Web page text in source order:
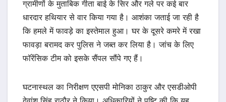
ग्रामीणों के मुताबिक गीता बाई के सिर और गले पर कई बार
धारदार हथियार से वार किया गया है। आशंका जताई जा रही है
कि हमले में फावड़े का इस्तेमाल हुआ। घर के दूसरे कमरे में रखा
फावड़ा बरामद कर पुलिस ने जब्त कर लिया है। जांच के लिए
फॉरेंसिक टीम को इसके सैंपल सौंपे गए हैं।
घटनास्थल का निरीक्षण एएसपी मोनिका ठाकुर और एसडीओपी